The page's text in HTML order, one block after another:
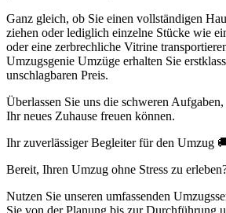
Ganz gleich, ob Sie einen vollständigen
ziehen oder lediglich einzelne Stücke wie
oder eine zerbrechliche Vitrine
Umzugsgenie Umzüge erhalten Sie
unschlagbaren Preis.
Überlassen Sie uns die schweren
Ihr neues Zuhause freuen können.
Ihr zuverlässiger Begleiter für den Umzug
Bereit, Ihren Umzug ohne Stress zu
Nutzen Sie unseren umfassenden